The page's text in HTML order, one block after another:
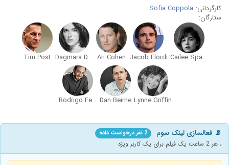
کارگردانی: Sofia Coppola
ستارگان:
Cailee Spaeny
Jacob Elordi
Ari Cohen
Dagmara Dominczyk
Tim Post
Lynne Griffin
Dan Beirne
Rodrigo Fernandez-Stoll
📡 فعالسازی لینک سوم 2 نفر درخواست داده
، هر 2 ساعت یک فیلم برای یک کاربر ویژه